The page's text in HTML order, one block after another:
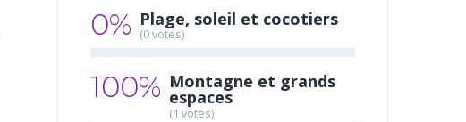
0% Plage, soleil et cocotiers
(0 votes)
100% Montagne et grands
espaces
(1 votes)